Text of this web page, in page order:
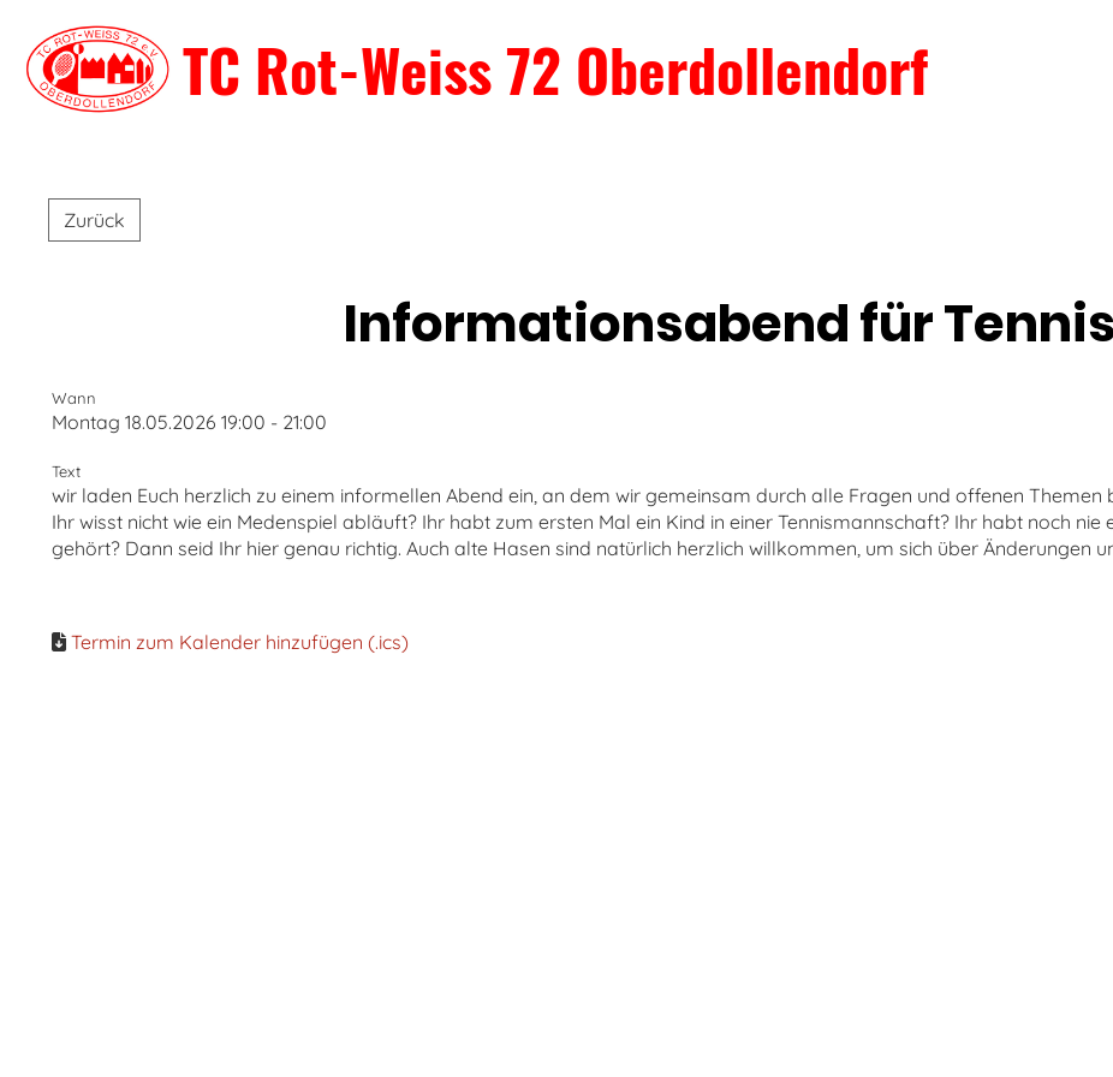
TC Rot-Weiss 72 Oberdollendorf
Zurück
Informationsabend für
Wann
Montag 18.05.2026 19:00 - 21:00
Text
wir laden Euch herzlich zu einem informellen Abend ein, an dem wir gemeinsam durch alle Fragen und offenen
Ihr wisst nicht wie ein Medenspiel abläuft? Ihr habt zum ersten Mal ein Kind in einer Tennismannschaft? Ihr habt noch
gehört? Dann seid Ihr hier genau richtig. Auch alte Hasen sind natürlich herzlich willkommen, um sich über Änderungen
Termin zum Kalender hinzufügen (.ics)